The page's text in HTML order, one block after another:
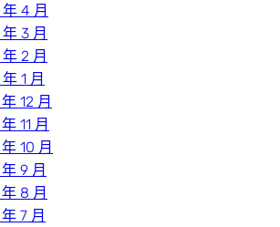
4 月
3 月
2 月
1 月
12 月
11 月
10 月
9 月
8 月
7 月